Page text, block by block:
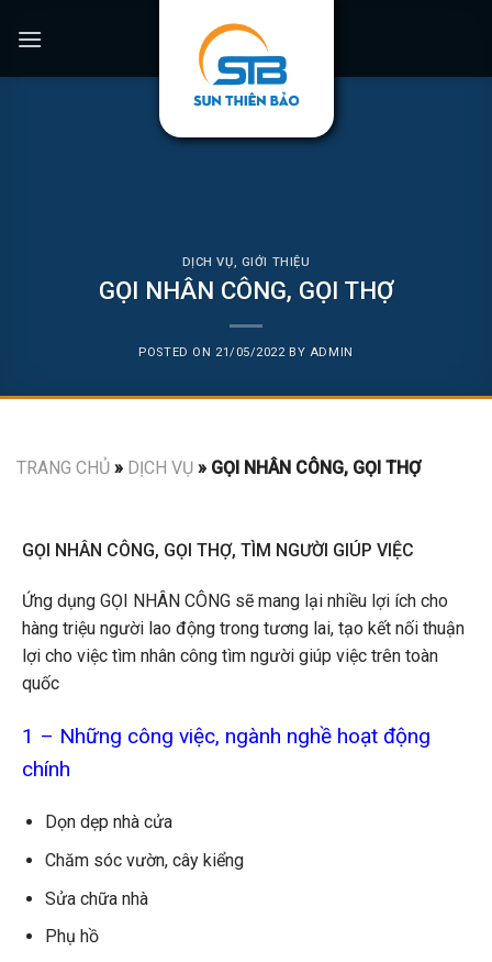
DỊCH VỤ, GIỚI THIỆU
GỌI NHÂN CÔNG, GỌI THỢ
POSTED ON 21/05/2022BY ADMIN
TRANG CHỦ » DỊCH VỤ » GỌI NHÂN CÔNG, GỌI THỢ
GỌI NHÂN CÔNG, GỌI THỢ, TÌM NGƯỜI GIÚP VIỆC
Ứng dụng GỌI NHÂN CÔNG sẽ mang lại nhiều lợi ích cho
hàng triệu người lao động trong tương lai, tạo kết nối thuận
lợi cho việc tìm nhân công tìm người giúp việc trên toàn
quốc
1 – Những công việc, ngành nghề hoạt động
chính
Dọn dẹp nhà cửa
Chăm sóc vườn, cây kiểng
Sửa chữa nhà
Phụ hồ